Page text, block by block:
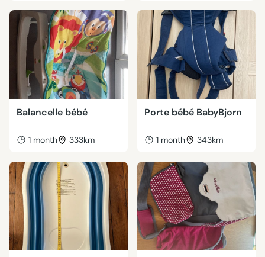
Balancelle bébé
1 month 333km
Porte bébé BabyBjorn
1 month 343km